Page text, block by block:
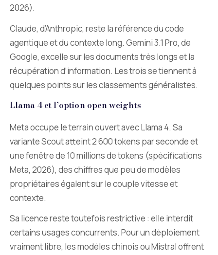
2026).
Claude, d’Anthropic, reste la référence du code
agentique et du contexte long. Gemini 3.1 Pro, de
Google, excelle sur les documents très longs et la
récupération d’information. Les trois se tiennent à
quelques points sur les classements généralistes.
Llama 4 et l’option open weights
Meta occupe le terrain ouvert avec Llama 4. Sa
variante Scout atteint 2 600 tokens par seconde et
une fenêtre de 10 millions de tokens (spécifications
Meta, 2026), des chiffres que peu de modèles
propriétaires égalent sur le couple vitesse et
contexte.
Sa licence reste toutefois restrictive : elle interdit
certains usages concurrents. Pour un déploiement
vraiment libre, les modèles chinois ou Mistral offrent